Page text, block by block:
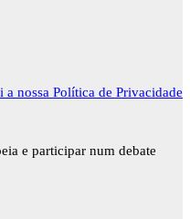
a nossa Política de Privacidade
e participar num debate